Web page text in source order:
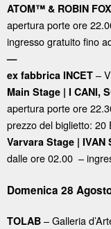
ATOM™ & ROBIN
apertura porte ore
ingresso gratuito fino
—
ex fabbrica INCET –
Main Stage | I CANI,
apertura porte ore
prezzo del biglietto: 20
Varvara Stage | IVAN
dalle ore 02.00 –
Domenica 28
TOLAB – Galleria